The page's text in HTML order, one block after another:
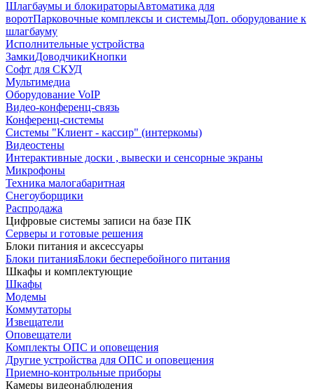
Шлагбаумы и блокираторыАвтоматика для
воротПарковочные комплексы и системыДоп. оборудование к
шлагбауму
Исполнительные устройства
ЗамкиДоводчикиКнопки
Софт для СКУД
Мультимедиа
Оборудование VoIP
Видео-конференц-связь
Конференц-системы
Системы "Клиент - кассир" (интеркомы)
Видеостены
Интерактивные доски , вывески и сенсорные экраны
Микрофоны
Техника малогабаритная
Снегоуборщики
Распродажа
Цифровые системы записи на базе ПК
Серверы и готовые решения
Блоки питания и аксессуары
Блоки питанияБлоки бесперебойного питания
Шкафы и комплектующие
Шкафы
Модемы
Коммутаторы
Извещатели
Оповещатели
Комплекты ОПС и оповещения
Другие устройства для ОПС и оповещения
Приемно-контрольные приборы
Камеры видеонаблюдения